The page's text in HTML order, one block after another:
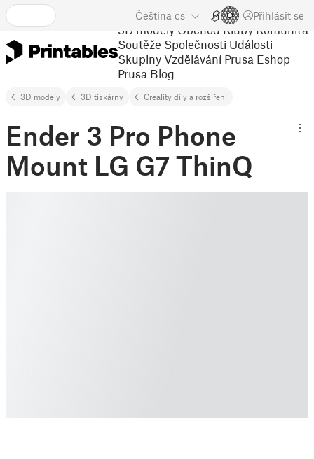
Čeština cs Přihlásit se
3D modely Obchod Kluby Komunita
Soutěže Společnosti Události
Skupiny Vzdělávání Prusa Eshop
Prusa Blog
3D modely 3D tiskárny Creality díly a rozšíření
Ender 3 Pro Phone
Mount LG G7 ThinQ